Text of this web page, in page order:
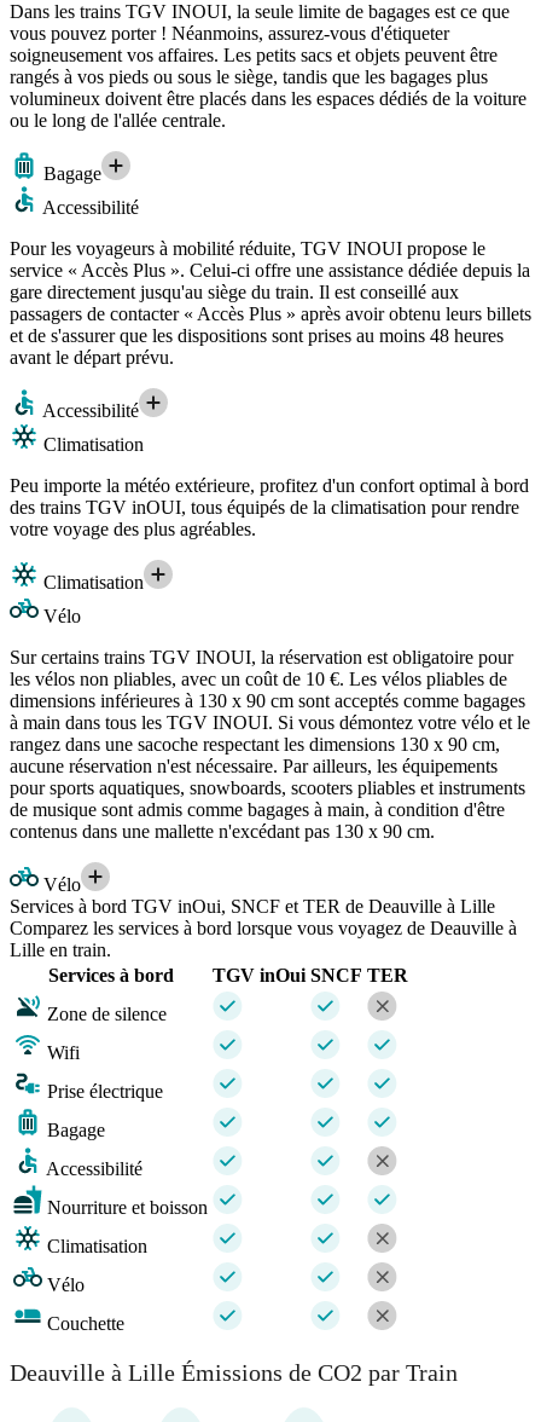
Dans les trains TGV INOUI, la seule limite de bagages est ce que
vous pouvez porter ! Néanmoins, assurez-vous d'étiqueter
soigneusement vos affaires. Les petits sacs et objets peuvent être
rangés à vos pieds ou sous le siège, tandis que les bagages plus
volumineux doivent être placés dans les espaces dédiés de la voiture
ou le long de l'allée centrale.
Bagage
Accessibilité
Pour les voyageurs à mobilité réduite, TGV INOUI propose le
service « Accès Plus ». Celui-ci offre une assistance dédiée depuis la
gare directement jusqu'au siège du train. Il est conseillé aux
passagers de contacter « Accès Plus » après avoir obtenu leurs billets
et de s'assurer que les dispositions sont prises au moins 48 heures
avant le départ prévu.
Accessibilité
Climatisation
Peu importe la météo extérieure, profitez d'un confort optimal à bord
des trains TGV inOUI, tous équipés de la climatisation pour rendre
votre voyage des plus agréables.
Climatisation
Vélo
Sur certains trains TGV INOUI, la réservation est obligatoire pour
les vélos non pliables, avec un coût de 10 €. Les vélos pliables de
dimensions inférieures à 130 x 90 cm sont acceptés comme bagages
à main dans tous les TGV INOUI. Si vous démontez votre vélo et le
rangez dans une sacoche respectant les dimensions 130 x 90 cm,
aucune réservation n'est nécessaire. Par ailleurs, les équipements
pour sports aquatiques, snowboards, scooters pliables et instruments
de musique sont admis comme bagages à main, à condition d'être
contenus dans une mallette n'excédant pas 130 x 90 cm.
Vélo
Services à bord TGV inOui, SNCF et TER de Deauville à Lille
Comparez les services à bord lorsque vous voyagez de Deauville à
Lille en train.
Services à bord
TGV inOui SNCF TER
Zone de silence
Wifi
Prise électrique
Bagage
Accessibilité
Nourriture et boisson
Climatisation
Vélo
Couchette
Deauville à Lille Émissions de CO2 par Train